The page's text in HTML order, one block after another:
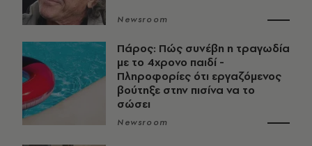
Newsroom
Πάρος: Πώς συνέβη η τραγωδία
με το 4χρονο παιδί -
Πληροφορίες ότι εργαζόμενος
βούτηξε στην πισίνα να το
σώσει
Newsroom